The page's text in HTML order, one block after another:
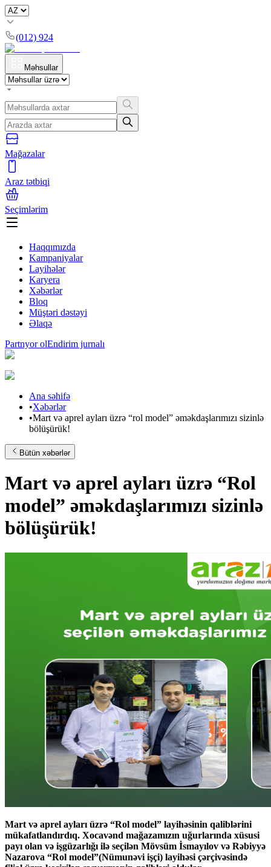
(012) 924
Məhsullar
Mağazalar
Araz tətbiqi
Seçimlərim
Haqqımızda
Kampaniyalar
Layihələr
Karyera
Xəbərlər
Bloq
Müştəri dəstəyi
Əlaqə
Partnyor olEndirim jurnalı
Ana səhifə
•Xəbərlər
•Mart və aprel ayları üzrə “rol model” əməkdaşlarımızı sizinlə
bölüşürük!
Bütün xəbərlər
Mart və aprel ayları üzrə “Rol
model” əməkdaşlarımızı sizinlə
bölüşürük!
Mart və aprel ayları üzrə “Rol model” layihəsinin qaliblərini
mükafatlandırdıq. Xocavənd mağazamızın uğurlarında xüsusi
payı olan və işgüzarlığı ilə seçilən Mövsüm İsmayılov və Rəbiyyə
Nazarova “Rol model”(Nümunəvi işçi) layihəsi çərçivəsində